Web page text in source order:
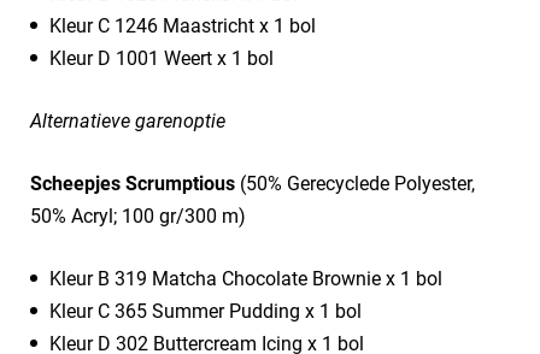
Kleur C 1246 Maastricht x 1 bol
Kleur D 1001 Weert x 1 bol
Alternatieve garenoptie
Scheepjes Scrumptious (50% Gerecyclede Polyester,
50% Acryl; 100 gr/300 m)
Kleur B 319 Matcha Chocolate Brownie x 1 bol
Kleur C 365 Summer Pudding x 1 bol
Kleur D 302 Buttercream Icing x 1 bol